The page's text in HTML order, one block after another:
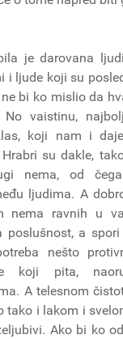
je darovana
i ljude koji su
bi ko mislio da
No vaistinu,
koji nam i
Hrabri su dakle,
nema, od
ljudima. A
nema ravnih u
poslušnost, a
nešto
koji pita,
A telesnom
tako i lakom i
Ako bi ko